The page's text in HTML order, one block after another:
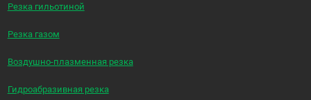
Резка гильотиной
Резка газом
Воздушно-плазменная резка
Гидроабразивная резка